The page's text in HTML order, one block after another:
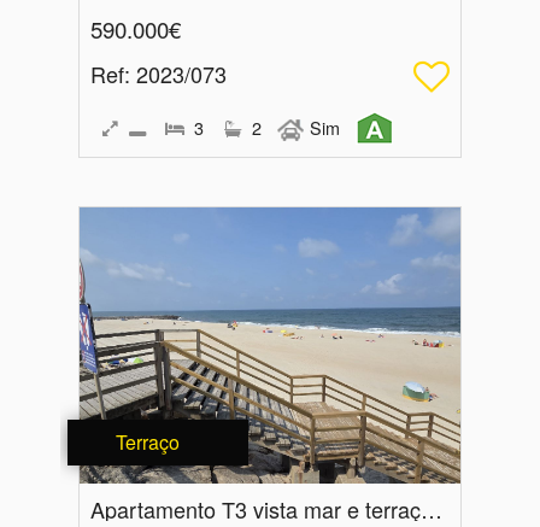
590.000€
Ref: 2023/073
3 2 Sim
Terraço
Apartamento T3 vista mar e terraço - Praia da Vagueira